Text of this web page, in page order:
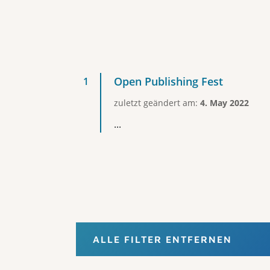
Open Publishing Fest
zuletzt geändert am: 4. May 2022
...
ALLE FILTER ENTFERNEN